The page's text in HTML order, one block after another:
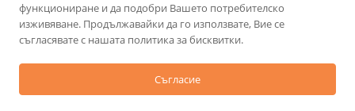
функциониране и да подобри Вашето потребителско
изживяване. Продължавайки да го използвате, Вие се
съгласявате с нашата политика за бисквитки.
Съгласие